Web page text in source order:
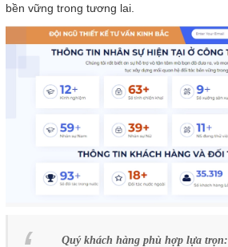
bền vững trong tương lai.
Quý khách hàng phù hợp lựa trọn: